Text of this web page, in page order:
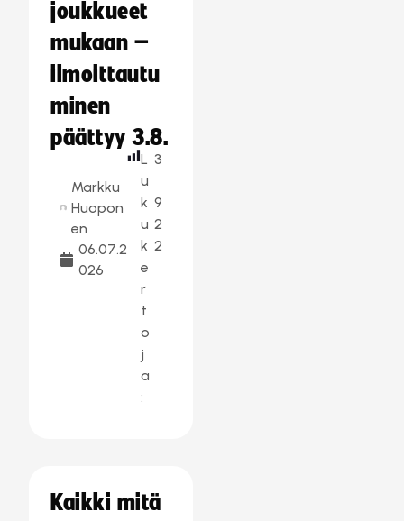
joukkueet
mukaan –
ilmoittautu
minen
päättyy 3.8.
Markku
Huopon
en
06.07.2
026
L
u
k
u
k
e
r
t
o
j
a
:
3
9
2
2
Kaikki mitä